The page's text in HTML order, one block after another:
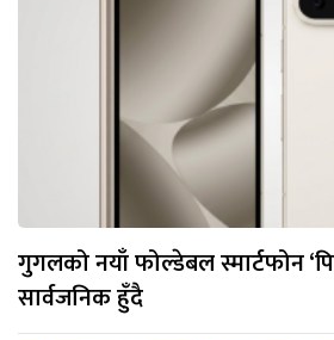
गुगलको नयाँ फोल्डेबल स्मार्टफोन
सार्वजनिक हुँदै